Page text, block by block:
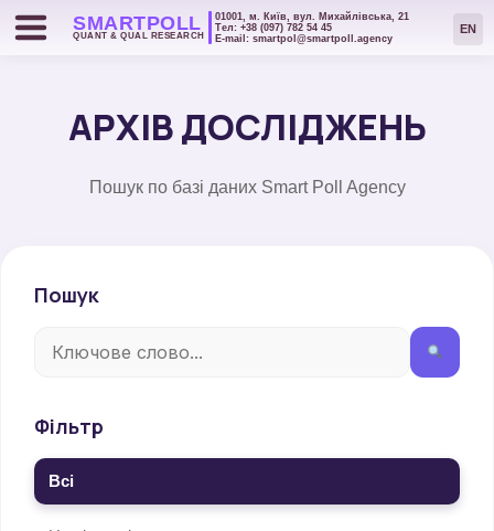
SMARTPOLL
QUANT & QUAL RESEARCH
01001, м. Київ, вул. Михайлівська, 21
Тел: +38 (097) 782 54 45
Е-mail: smartpol@smartpoll.agency
EN
АРХІВ ДОСЛІДЖЕНЬ
Пошук по базі даних Smart Poll Agency
Пошук
Фільтр
Всі